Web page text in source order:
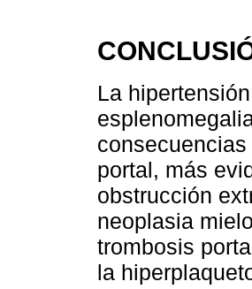
La
portal, más
obstrucción
neoplasia
trombosis
la